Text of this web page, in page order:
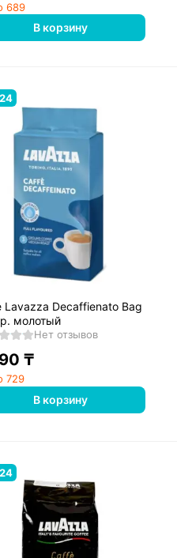
689
В корзину
Lavazza Decaffienato Bag
молотый
Нет отзывов
₸
729
В корзину